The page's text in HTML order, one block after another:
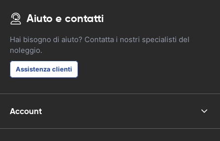
Aiuto e contatti
Hai bisogno di aiuto? Contatta i nostri specialisti del
noleggio.
Assistenza clienti
Account